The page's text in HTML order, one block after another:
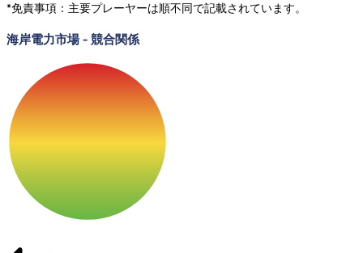
*免責事項：主要プレーヤーは順不同で記載されています。
海岸電力市場- 競合関係